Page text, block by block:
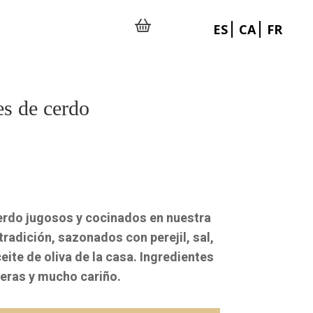
ES CA FR
de cerdo
jugosos y cocinados en nuestra
sazonados con perejil, sal,
de oliva de la casa. Ingredientes
y mucho cariño.